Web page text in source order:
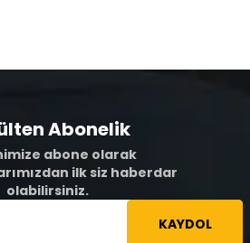
Abonelik
abone olarak
ilk siz haberdar
olabilirsiniz.
KAYDOL